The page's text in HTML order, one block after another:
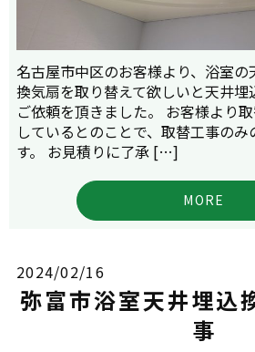
名古屋市中区のお客様より、浴室の
換気扇を取り替えて欲しいと天井
ご依頼を頂きました。 お客様より
しているとのことで、取替工事のみ
す。 お見積りに了承 […]
MORE
2024/02/16
弥富市浴室天井埋込
事